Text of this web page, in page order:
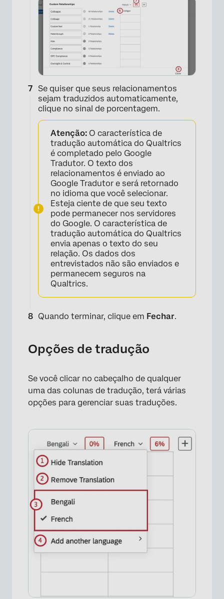
×
Se quiser que seus relacionamentos
sejam traduzidos automaticamente,
clique no sinal de porcentagem.
Atenção: O característica de
tradução automática do Qualtrics
é completado pelo Google
Tradutor. O texto dos
relacionamentos é enviado ao
Google Tradutor e será retornado
no idioma que você selecionar.
Esteja ciente de que seu texto
pode permanecer nos servidores
do Google. O característica de
tradução automática do Qualtrics
envia apenas o texto do seu
relação. Os dados dos
entrevistados não são enviados e
permanecem seguros na
Qualtrics.
Quando terminar, clique em Fechar.
Opções de tradução
Se você clicar no cabeçalho de qualquer
uma das colunas de tradução, terá várias
opções para gerenciar suas traduções.